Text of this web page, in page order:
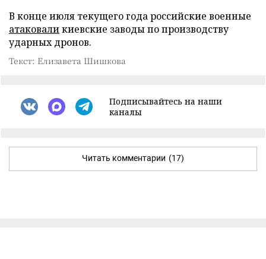
В конце июля текущего года российские военные
атаковаликиевские заводы по производству
ударных дронов.
Текст: Елизавета Шишкова
Подписывайтесь на наши
каналы
Читать комментарии (17)